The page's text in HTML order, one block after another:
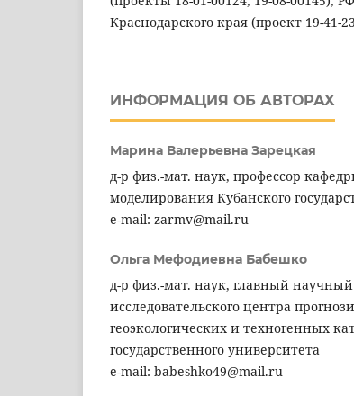
Краснодарского края (проект 19-41-
ИНФОРМАЦИЯ ОБ АВТОРАХ
Марина Валерьевна Зарецкая
д-р физ.-мат. наук, профессор
моделирования Кубанского
e-mail: zarmv@mail.ru
Ольга Мефодиевна Бабешко
д-р физ.-мат. наук, главный
исследовательского центра
геоэкологических и техногенных
государственного университета
e-mail: babeshko49@mail.ru